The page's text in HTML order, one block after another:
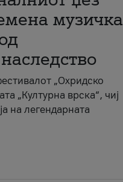
музичка
„Охридско
„Културна врска“, чиј
на легендарната